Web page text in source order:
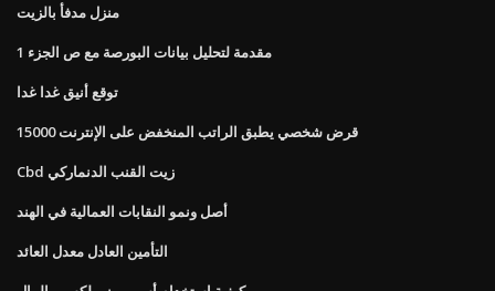
منزل مدفأ بالزيت
مقدمة لتحليل بيانات البورصة مع ص الجزء 1
توقع أنيق غدا غدا
قرض شخصي يطبق الراتب المنخفض على الإنترنت 15000
Cbd زيت القنب الدنماركي
أصل ونمو النقابات العمالية في الهند
التأمين العادل معدل العائد